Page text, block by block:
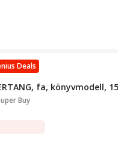
Deals
fa, könyvmodell,
Buy